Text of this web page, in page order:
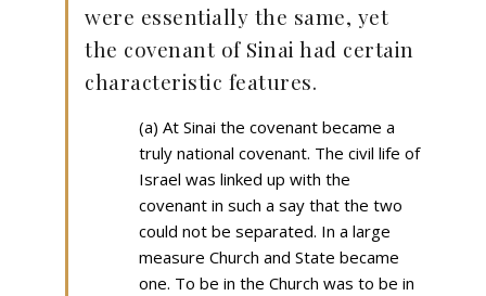
were essentially the same, yet
the covenant of Sinai had certain
characteristic features.
(a) At Sinai the covenant became a
truly national covenant. The civil life of
Israel was linked up with the
covenant in such a say that the two
could not be separated. In a large
measure Church and State became
one. To be in the Church was to be in